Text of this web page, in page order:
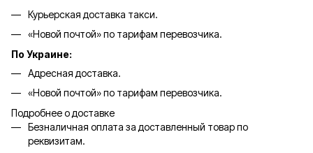
Курьерская доставка такси.
«Новой почтой» по тарифам перевозчика.
По Украине:
Адресная доставка.
«Новой почтой» по тарифам перевозчика.
Подробнее о доставке
Безналичная оплата за доставленный товар по
реквизитам.